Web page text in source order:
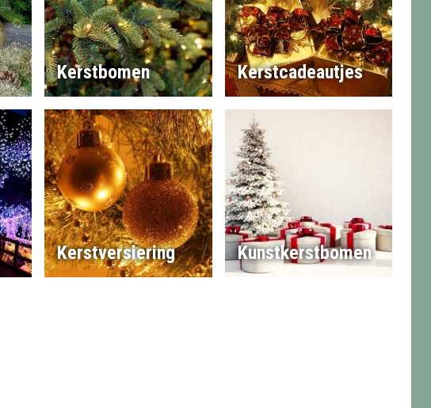
Kerstbomen Kerstcadeautjes
Kerstversiering Kunstkerstbomen